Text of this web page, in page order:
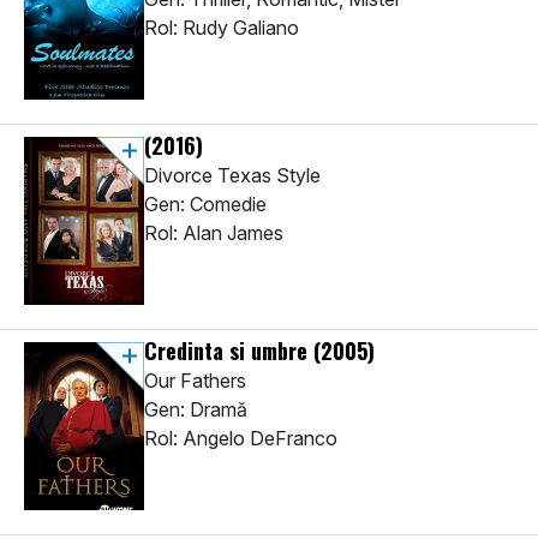
Rol: Rudy Galiano
(2016)
Divorce Texas Style
Gen: Comedie
Rol: Alan James
Credinta si umbre (2005)
Our Fathers
Gen: Dramă
Rol: Angelo DeFranco